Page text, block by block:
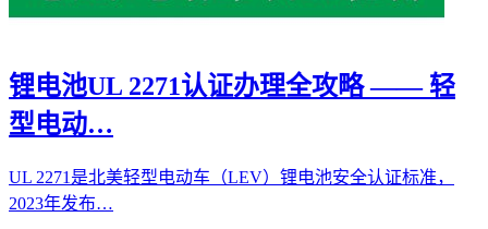
锂电池UL 2271认证办理全攻略 —— 轻
型电动…
UL 2271是北美轻型电动车（LEV）锂电池安全认证标准，
2023年发布…